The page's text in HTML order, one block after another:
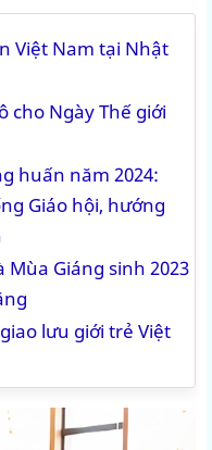
Việt Nam tại Nhật
cho Ngày Thế giới
huấn năm 2024:
Giáo hội, hướng
Giáng sinh 2023
lưu giới trẻ Việt